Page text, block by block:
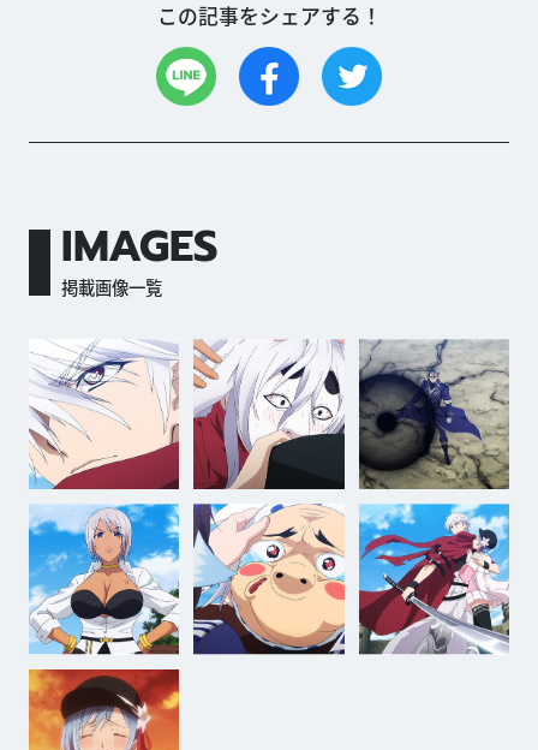
この記事をシェアする！
IMAGES
掲載画像一覧